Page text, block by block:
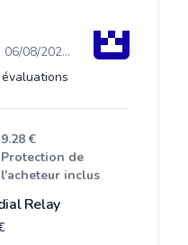
Dernière connexion : 06/08/2026 05:36
9.28 €
Protection de
l'acheteur inclus
Relay